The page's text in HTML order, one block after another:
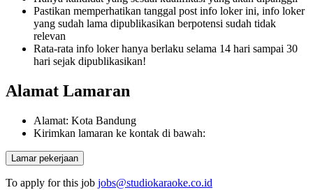
Pastikan memperhatikan tanggal post info loker ini, info loker
yang sudah lama dipublikasikan berpotensi sudah tidak
relevan
Rata-rata info loker hanya berlaku selama 14 hari sampai 30
hari sejak dipublikasikan!
Alamat Lamaran
Alamat: Kota Bandung
Kirimkan lamaran ke kontak di bawah:
To apply for this job jobs@studiokaraoke.co.id